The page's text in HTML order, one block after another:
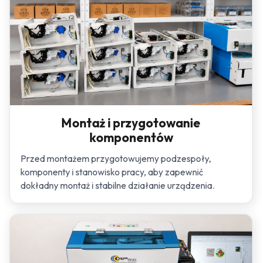
Montaż i przygotowanie
komponentów
Przed montażem przygotowujemy podzespoły,
komponenty i stanowisko pracy, aby zapewnić
dokładny montaż i stabilne działanie urządzenia.